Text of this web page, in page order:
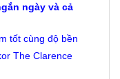
ngày và cả
tốt cùng độ bền
The Clarence